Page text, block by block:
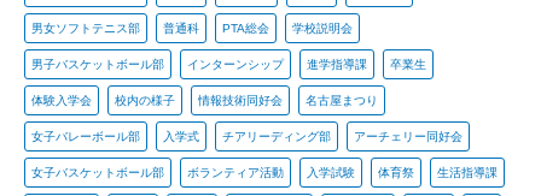
男女ソフトテニス部 普通科 PTA総会 学校説明会
男子バスケットボール部 インターンシップ 進学指導課 卒業生
体験入学会 校内の様子 情報技術同好会 名古屋まつり
女子バレーボール部 入学式 チアリーディング部 アーチェリー同好会
女子バスケットボール部 ボランティア活動 入学試験 体育祭 生活指導課